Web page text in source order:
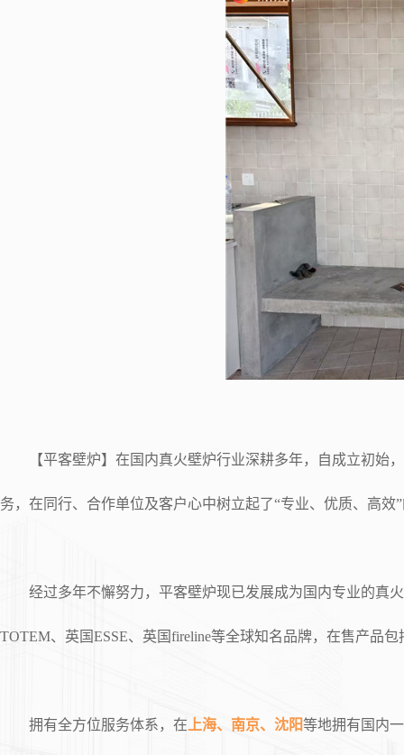
【平客壁炉】在国内真火壁炉行业深耕多年，自成立初始
务，在同行、合作单位及客户心中树立起了“专业、优质、高效
经过多年不懈努力，平客壁炉现已发展成为国内专业的真
TOTEM、英国ESSE、英国fireline等全球知名品牌，在售产品
拥有全方位服务体系，在 上海、南京、沈阳等地拥有国内